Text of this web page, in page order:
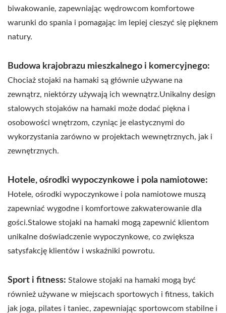
biwakowanie, zapewniając wędrowcom komfortowe
warunki do spania i pomagając im lepiej cieszyć się pięknem
natury.
Budowa krajobrazu mieszkalnego i komercyjnego:
Chociaż stojaki na hamaki są głównie używane na
zewnątrz, niektórzy używają ich wewnątrz.Unikalny design
stalowych stojaków na hamaki może dodać piękna i
osobowości wnętrzom, czyniąc je elastycznymi do
wykorzystania zarówno w projektach wewnętrznych, jak i
zewnętrznych.
Hotele, ośrodki wypoczynkowe i pola namiotowe:
Hotele, ośrodki wypoczynkowe i pola namiotowe muszą
zapewniać wygodne i komfortowe zakwaterowanie dla
gości.Stalowe stojaki na hamaki mogą zapewnić klientom
unikalne doświadczenie wypoczynkowe, co zwiększa
satysfakcję klientów i wskaźniki powrotu.
Sport i fitness: Stalowe stojaki na hamaki mogą być
również używane w miejscach sportowych i fitness, takich
jak joga, pilates i taniec, zapewniając sportowcom stabilne i